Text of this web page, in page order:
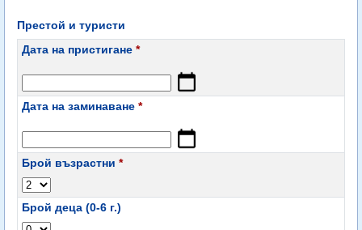
Престой и туристи
Дата на пристигане *
Дата на заминаване *
Брой възрастни *
Брой деца (0-6 г.)